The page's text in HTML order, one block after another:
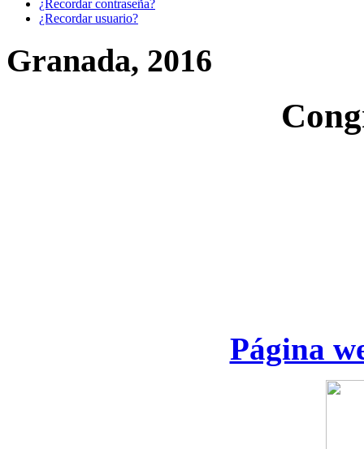
¿Recordar contraseña?
¿Recordar usuario?
Granada, 2016
Página